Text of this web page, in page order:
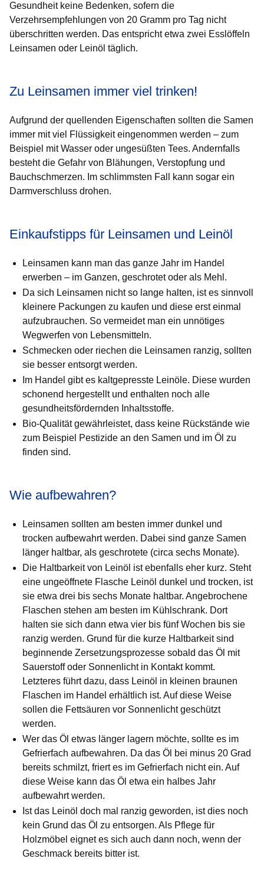
Gesundheit keine Bedenken, sofern die
Verzehrsempfehlungen von 20 Gramm pro Tag nicht
überschritten werden. Das entspricht etwa zwei Esslöffeln
Leinsamen oder Leinöl täglich.
Zu Leinsamen immer viel trinken!
Aufgrund der quellenden Eigenschaften sollten die Samen
immer mit viel Flüssigkeit eingenommen werden – zum
Beispiel mit Wasser oder ungesüßten Tees. Andernfalls
besteht die Gefahr von Blähungen, Verstopfung und
Bauchschmerzen. Im schlimmsten Fall kann sogar ein
Darmverschluss drohen.
Einkaufstipps für Leinsamen und Leinöl
Leinsamen kann man das ganze Jahr im Handel
erwerben – im Ganzen, geschrotet oder als Mehl.
Da sich Leinsamen nicht so lange halten, ist es sinnvoll
kleinere Packungen zu kaufen und diese erst einmal
aufzubrauchen. So vermeidet man ein unnötiges
Wegwerfen von Lebensmitteln.
Schmecken oder riechen die Leinsamen ranzig, sollten
sie besser entsorgt werden.
Im Handel gibt es kaltgepresste Leinöle. Diese wurden
schonend hergestellt und enthalten noch alle
gesundheitsfördernden Inhaltsstoffe.
Bio-Qualität gewährleistet, dass keine Rückstände wie
zum Beispiel Pestizide an den Samen und im Öl zu
finden sind.
Wie aufbewahren?
Leinsamen sollten am besten immer dunkel und
trocken aufbewahrt werden. Dabei sind ganze Samen
länger haltbar, als geschrotete (circa sechs Monate).
Die Haltbarkeit von Leinöl ist ebenfalls eher kurz. Steht
eine ungeöffnete Flasche Leinöl dunkel und trocken, ist
sie etwa drei bis sechs Monate haltbar. Angebrochene
Flaschen stehen am besten im Kühlschrank. Dort
halten sie sich dann etwa vier bis fünf Wochen bis sie
ranzig werden. Grund für die kurze Haltbarkeit sind
beginnende Zersetzungsprozesse sobald das Öl mit
Sauerstoff oder Sonnenlicht in Kontakt kommt.
Letzteres führt dazu, dass Leinöl in kleinen braunen
Flaschen im Handel erhältlich ist. Auf diese Weise
sollen die Fettsäuren vor Sonnenlicht geschützt
werden.
Wer das Öl etwas länger lagern möchte, sollte es im
Gefrierfach aufbewahren. Da das Öl bei minus 20 Grad
bereits schmilzt, friert es im Gefrierfach nicht ein. Auf
diese Weise kann das Öl etwa ein halbes Jahr
aufbewahrt werden.
Ist das Leinöl doch mal ranzig geworden, ist dies noch
kein Grund das Öl zu entsorgen. Als Pflege für
Holzmöbel eignet es sich auch dann noch, wenn der
Geschmack bereits bitter ist.